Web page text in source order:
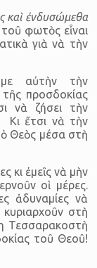
καὶ ἐνδυσώμεθα
φωτὸς εἶναι
γιὰ νὰ τὴν
αὐτὴν τὴν
τῆς προσδοκίας
νὰ ζήσει τὴν
Κι ἔτσι νὰ τὴν
ὁ Θεὸς μέσα στὴ
κι ἐμεῖς νὰ μὴν
οἱ μέρες.
ἀδυναμίες νὰ
κυριαρχοῦν στὴ
Τεσσαρακοστὴ
τοῦ Θεοῦ!